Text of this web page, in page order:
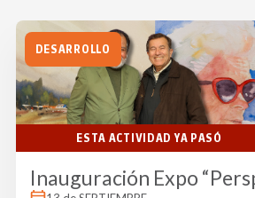
DESARROLLO
ESTA ACTIVIDAD YA PASÓ
Inauguración Expo